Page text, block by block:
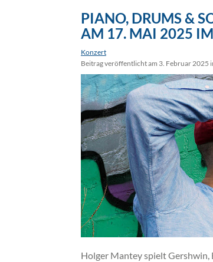
PIANO, DRUMS &
AM 17. MAI 2025
Konzert
Beitrag veröffentlicht am 3. Februar 2025
Holger Mantey spielt Gershwin,